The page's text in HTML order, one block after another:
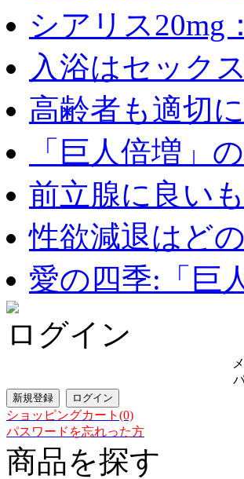
シアリス20mg
入浴はセック
高齢者も適切
「巨人倍増」
前立腺に良い
性欲減退はど
愛の四季:「巨
ログイン
ショッピングカート(0)
パスワードを忘れった方
商品を探す